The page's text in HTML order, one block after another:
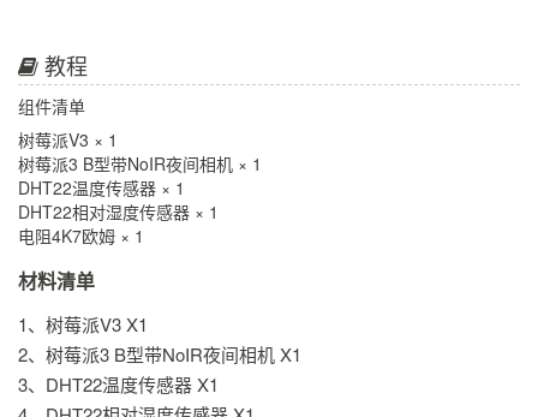
教程
组件清单
树莓派V3 × 1
树莓派3 B型带NoIR夜间相机 × 1
DHT22温度传感器 × 1
DHT22相对湿度传感器 × 1
电阻4K7欧姆 × 1
材料清单
1、树莓派V3 X1
2、树莓派3 B型带NoIR夜间相机 X1
3、DHT22温度传感器 X1